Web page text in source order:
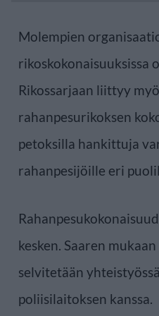
Molempien
rikoskokonaisuuksissa
Rikossarjaan liittyy
rahanpesurikoksen
petoksilla hankittuja
rahanpesijöille eri
kesken. Saaren
selvitetään
poliisilaitoksen kanssa.